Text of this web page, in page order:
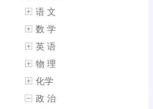
语 文
数 学
英 语
物 理
化学
政 治